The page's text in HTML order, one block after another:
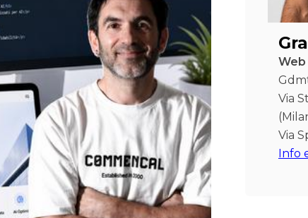
Web
Via
Via
Info